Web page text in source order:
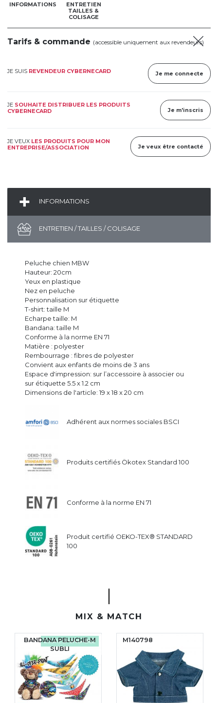
INFORMATIONS
ENTRETIEN
TAILLES &
COLISAGE
Tarifs & commande (accessible uniquement aux revendeurs)
JE SUIS REVENDEUR CYBERNECARD Je me connecte
JE SOUHAITE DISTRIBUER LES PRODUITS
CYBERNECARD
Je m'inscris
JE VEUX LES PRODUITS POUR MON
ENTREPRISE/ASSOCIATION
Je veux être contacté
INFORMATIONS
ENTRETIEN / TAILLES / COLISAGE
Peluche chien MBW
Hauteur: 20cm
Yeux en plastique
Nez en peluche
Personnalisation sur étiquette
T-shirt: taille M
Echarpe taille: M
Bandana: taille M
Conforme à la norme EN 71
Matière : polyester
Rembourrage : fibres de polyester
Convient aux enfants de moins de 3 ans
Espace d'impression: sur l’accessoire à associer ou
sur étiquette 5.5 x 1.2 cm
Dimensions de l'article: 19 x 18 x 20 cm
Adhérent aux normes sociales BSCI
Produits certifiés Ökotex Standard 100
Conforme à la norme EN 71
Produit certifié OEKO-TEX® STANDARD
100
MIX & MATCH
ÉCORESPONSABLE
BANDANA PELUCHE-M
SUBLI
M140798